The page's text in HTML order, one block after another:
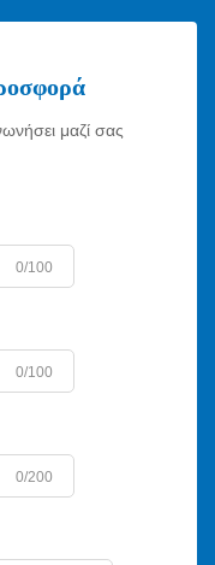
μαζί σας
0/100
0/100
0/200